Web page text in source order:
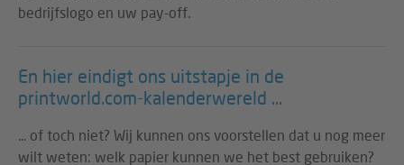
bedrijfslogo en uw pay-off.
En hier eindigt ons uitstapje in de
printworld.com-kalenderwereld ...
... of toch niet? Wij kunnen ons voorstellen dat u nog meer
wilt weten: welk papier kunnen we het best gebruiken?